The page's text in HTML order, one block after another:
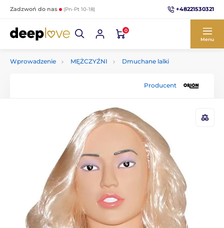
Zadzwoń do nas (Pn-Pt 10-18) +48221530321
0
Menu
Wprowadzenie MĘŻCZYŹNI Dmuchane lalki
Producent